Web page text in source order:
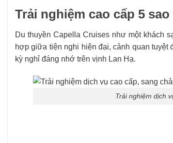
Trải nghiệm cao cấp 5
Du thuyền Capella Cruises như một khách
hợp giữa tiện nghi hiện đại, cảnh quan tuyệt
kỳ nghỉ đáng nhớ trên vịnh Lan Hạ.
Trải nghiệm dịch